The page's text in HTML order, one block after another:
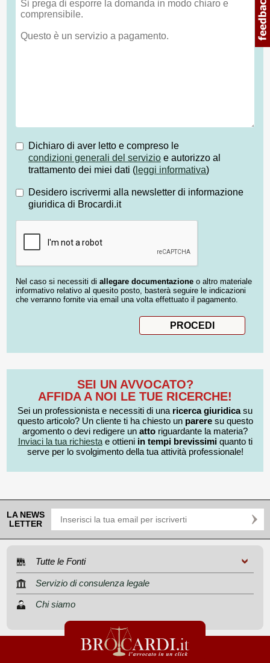
Dichiaro di aver letto e compreso le
condizioni generali del servizio e autorizzo al
trattamento dei miei dati ( leggi informativa)
Desidero iscrivermi alla newsletter di informazione
giuridica di Brocardi.it
Nel caso si necessiti di allegare documentazione o altro materiale
informativo relativo al quesito posto, basterà seguire le indicazioni
che verranno fornite via email una volta effettuato il pagamento.
SEI UN AVVOCATO?
AFFIDA A NOI LE TUE RICERCHE!
Sei un professionista e necessiti di una ricerca giuridicasu
questo articolo? Un cliente ti ha chiesto un pareresu questo
argomento o devi redigere un atto riguardante la materia?
Inviaci la tua richiestae ottieni in tempi brevissimiquanto ti
serve per lo svolgimento della tua attività professionale!
LA NEWS
LETTER
Tutte le Fonti
Servizio di consulenza legale
Chi siamo